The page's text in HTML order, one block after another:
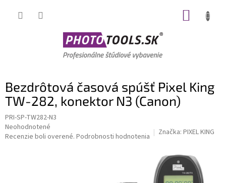
Bezdrôtová časová spúšť Pixel King
TW-282, konektor N3 (Canon)
PRI-SP-TW282-N3
Priemerné
hodnotenie
Neohodnotené
Recenzie boli overené. Podrobnosti hodnotenia Značka: PIXEL KING